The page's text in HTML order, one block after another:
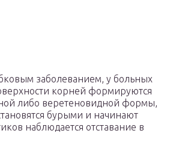
заболеванием, у больных
корней формируются
либо веретеновидной формы,
бурыми и начинают
наблюдается отставание в